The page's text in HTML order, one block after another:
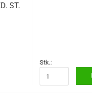
ST.
Stk.: